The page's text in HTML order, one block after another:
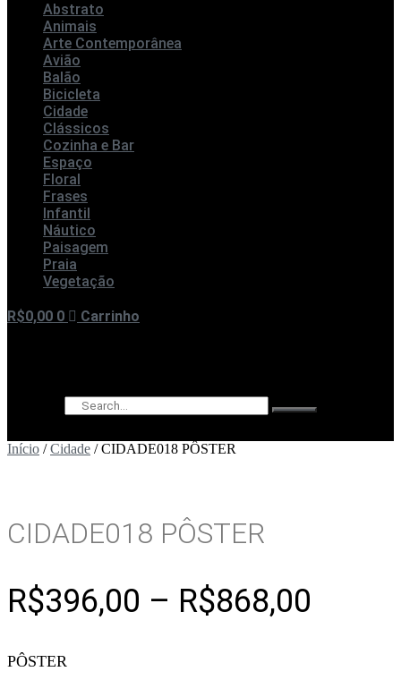
Abstrato
Animais
Arte Contemporânea
Avião
Balão
Bicicleta
Cidade
Clássicos
Cozinha e Bar
Espaço
Floral
Frases
Infantil
Náutico
Paisagem
Praia
Vegetação
R$0,00 0 Carrinho
Início /Cidade / CIDADE018 PÔSTER
CIDADE018 PÔSTER
R$396,00 – R$868,00
PÔSTER